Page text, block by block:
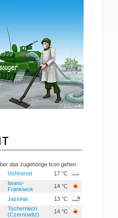
das zugehörige Icon gehen
Ushhorod 17 °C
Iwano-
Frankiwsk
14 °C
Jassinja 13 °C
Tscherniwzi
(Czernowitz)
14 °C